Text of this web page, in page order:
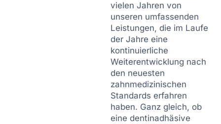
vielen Jahren von
unseren umfassenden
Leistungen, die im Laufe
der Jahre eine
kontinuierliche
Weiterentwicklung nach
den neuesten
zahnmedizinischen
Standards erfahren
haben. Ganz gleich, ob
eine dentinadhäsive